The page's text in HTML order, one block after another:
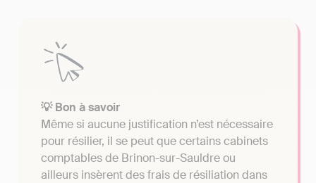
💡 Bon à savoir
Même si aucune justification n’est nécessaire
pour résilier, il se peut que certains cabinets
comptables de Brinon-sur-Sauldre ou
ailleurs insèrent des frais de résiliation dans